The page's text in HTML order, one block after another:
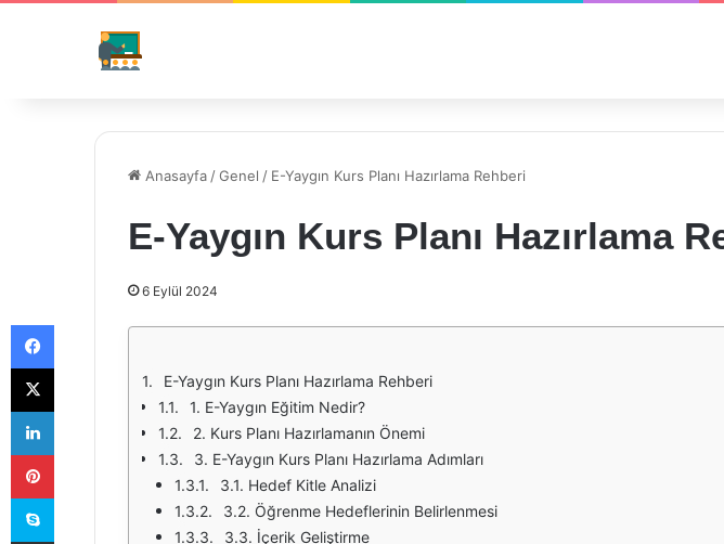
Anasayfa /Genel / E-Yaygın Kurs Planı Hazırlama Rehberi
E-Yaygın Kurs Planı Hazırlama
6 Eylül 2024
E-Yaygın Kurs Planı Hazırlama Rehberi
1. E-Yaygın Eğitim Nedir?
2. Kurs Planı Hazırlamanın Önemi
3. E-Yaygın Kurs Planı Hazırlama Adımları
3.1. Hedef Kitle Analizi
3.2. Öğrenme Hedeflerinin Belirlenmesi
3.3. İçerik Geliştirme
Facebook
X
LinkedIn
Pinterest
Skype